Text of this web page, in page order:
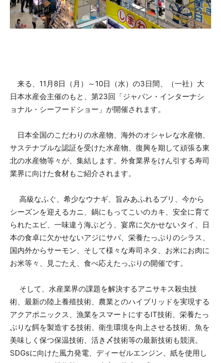
来る、11月8日（月）～10日（水）の3日間、（一社）大
日本水産会主催のもと、第23回「ジャパン・インターナシ
ョナル・シーフードショー」が開催されます。
日本全国のこだわりの水産物、海外のオシャレな水産物、
サステナブルな認証を受けた水産物、復興を期して頑張る東
北の水産物等々が、集結します。外食業界をけん引する寿司
業界に向けた食材もご紹介されます。
高級なふぐ、希少なウナギ、旨みあふれるブリ、今から
シーズンを迎えるカニ、鍋にもってこいのカキ、安全に育て
られたエビ、一味違う海ぶどう、宴席に欠かせないタイ、日
本の食卓に欠かせないアジにサバ、栄養たっぷりのシラス、
国内外からサーモン、そして様々な寿司ネタ、お米にお肉に
お米等々、見ごたえ、食べ応えたっぷりの開催です。
そして、水産業界の課題を解決するアニサキス殺虫技
術、最新の陸上養殖技術、農業とのハイブリッドを実現する
アクアポニックス、漁業をスマートにするIT技術、栄養たっ
ぷりな餌を製造する技術、衛生環境を向上させる技術、魚を
美味しく保つ保温技術、活き〆技術等の最新技術も競演。
SDGsに向けた風力発電、ディーゼルエンジン、紙を使用し